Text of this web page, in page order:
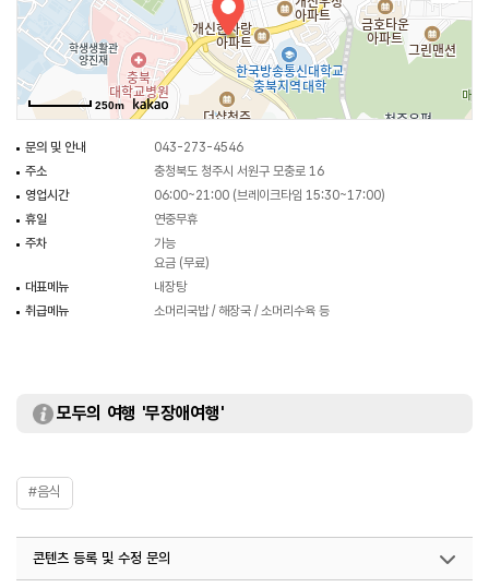
250m
문의 및 안내
043-273-4546
주소
충청북도 청주시 서원구 모충로 16
영업시간
06:00~21:00 (브레이크타임 15:30~17:00)
휴일
연중무휴
주차
가능
요금 (무료)
대표메뉴
내장탕
취급메뉴
소머리국밥 / 해장국 / 소머리수육 등
모두의 여행 '무장애여행'
#음식
콘텐츠 등록 및 수정 문의